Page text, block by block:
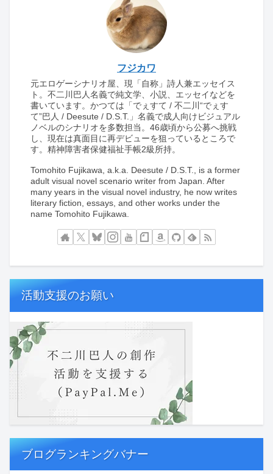
フジカワ
元エロゲーシナリオ屋、現「自称」詩人兼エッセイス
ト。不二川巴人名義で純文学、小説、エッセイなどを
書いています。かつては「でぇすて / 不二川“でぇす
て”巴人 / Deesute / D.S.T.」名義で成人向けビジュアル
ノベルのシナリオを多数担当。46歳頃から公募へ挑戦
し、現在は真面目に再デビューを狙っているところで
す。精神障害者保健福祉手帳2級所持。
Tomohito Fujikawa, a.k.a. Deesute / D.S.T., is a former
adult visual novel scenario writer from Japan. After
many years in the visual novel industry, he now writes
literary fiction, essays, and other works under the
name Tomohito Fujikawa.
活動支援のお願い
ブログランキングバナー